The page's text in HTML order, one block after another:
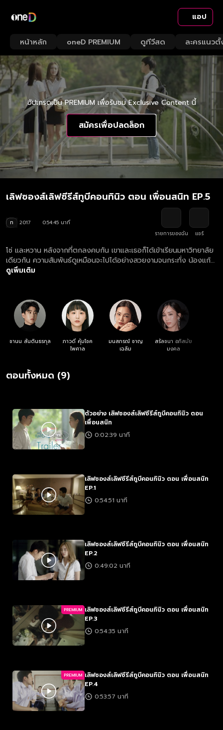
แอป
หน้าหลัก oneD PREMIUM ดูทีวีสด ละครแนวตั้
อัปเกรดเป็น PREMIUM เพื่อรับชม Exclusive Content นี้
สมัครเพื่อปลดล็อก
เลิฟซองส์เลิฟซีรีส์ทูบีคอนทินิว ตอน เพื่อนสนิท EP.5
ท 2017
0:54:45 นาที
รายการของฉัน
แชร์
โซ่ และหวาน หลังจากที่ตกลงคบกัน เขาและเธอก็ได้เข้าเรียนมหาวิทยาลัย
เดียวกัน ความสัมพันธ์ดูเหมือนจะไปได้อย่างสวยงามจนกระทั่ง น้องแก้ว
ก้าวเข้ามาทำให้ความรักของทั้งสองสั่นคลอน แต่ก็ยังมี ปอ จิ้ง และ ไก๋
ดูเพิ่มเติม
ชานน สันตินธรกุล
ภาวดี คุ้มโชค
ไพศาล
มนสภรณ์ ชาญ
เฉลิม
สรัลชนา อภิสมัย
มงคล
ตอนทั้งหมด (9)
ตัวอย่าง เลิฟซองส์เลิฟซีรีส์ทูบีคอนทินิว ตอน
เพื่อนสนิท
0:02:39 นาที
เลิฟซองส์เลิฟซีรีส์ทูบีคอนทินิว ตอน เพื่อนสนิท
EP.1
0:54:51 นาที
เลิฟซองส์เลิฟซีรีส์ทูบีคอนทินิว ตอน เพื่อนสนิท
EP.2
0:49:02 นาที
PREMIUM เลิฟซองส์เลิฟซีรีส์ทูบีคอนทินิว ตอน เพื่อนสนิท
EP.3
0:54:35 นาที
PREMIUM เลิฟซองส์เลิฟซีรีส์ทูบีคอนทินิว ตอน เพื่อนสนิท
EP.4
0:53:57 นาที